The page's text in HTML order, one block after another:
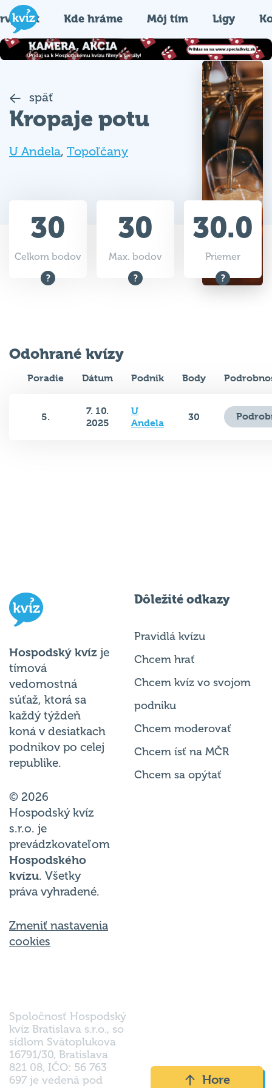
Kde hráme Môj tím Ligy
späť
Kropaje potu
U Andela, Topoľčany
30
Celkom bodov
30
Max. bodov
30.0
Priemer
Odohrané kvízy
Poradie Dátum Podnik Body
5.
7. 10.
2025
U
Andela
30
Hospodský kvíz je
tímová
vedomostná
súťaž, ktorá sa
každý týždeň
koná v desiatkach
podnikov po celej
republike.
© 2026
Hospodský kvíz
s.r.o. je
prevádzkovateľom
Hospodského
kvízu. Všetky
práva vyhradené.
Zmeniť nastavenia
cookies
Dôležité odkazy
Pravidlá kvízu
Chcem hrať
Chcem kvíz vo svojom
podniku
Chcem moderovať
Chcem ísť na MČR
Chcem sa opýtať
Spoločnosť Hospodský
kvíz Bratislava s.r.o., so
sídlom Svätoplukova
16791/30, Bratislava
821 08, IČO: 56 763
697 je vedená pod
Hore